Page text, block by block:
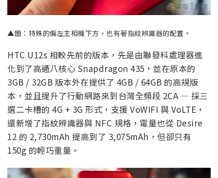
▲圖：特殊的偏左主相機下方，也有著指紋辨識器的配置。
HTC U12s 相較先前的版本，先是由聯發科處理器進
化到了高通八核心 Snapdragon 435，並在原本的
3GB / 32GB 版本外在提供了 4GB / 64GB 的高規版
本，並且提升了行動網路來到台灣全頻段 2CA — 採三
選二卡槽的 4G + 3G 形式，支援 VoWIFI 與 VoLTE，
還新增了指紋辨識器與 NFC 規格，電量也從 Desire
12 的 2,730mAh 提高到了 3,075mAh，但卻只有
150g 的輕巧重量。